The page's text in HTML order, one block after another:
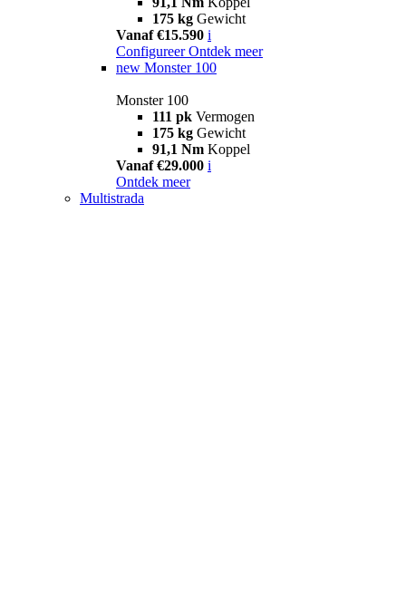
175 kg Gewicht
Vanaf €15.590 i
Configureer Ontdek meer
new Monster 100
Monster 100
111 pk Vermogen
175 kg Gewicht
91,1 Nm Koppel
Vanaf €29.000 i
Ontdek meer
Multistrada